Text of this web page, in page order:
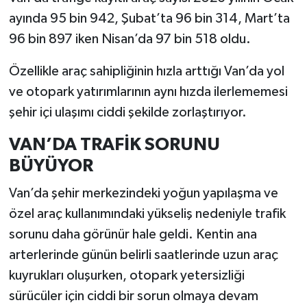
ayında 95 bin 942, Şubat’ta 96 bin 314, Mart’ta
96 bin 897 iken Nisan’da 97 bin 518 oldu.
Özellikle araç sahipliğinin hızla arttığı Van’da yol
ve otopark yatırımlarının aynı hızda ilerlememesi
şehir içi ulaşımı ciddi şekilde zorlaştırıyor.
VAN’DA TRAFİK SORUNU
BÜYÜYOR
Van’da şehir merkezindeki yoğun yapılaşma ve
özel araç kullanımındaki yükseliş nedeniyle trafik
sorunu daha görünür hale geldi. Kentin ana
arterlerinde günün belirli saatlerinde uzun araç
kuyrukları oluşurken, otopark yetersizliği
sürücüler için ciddi bir sorun olmaya devam